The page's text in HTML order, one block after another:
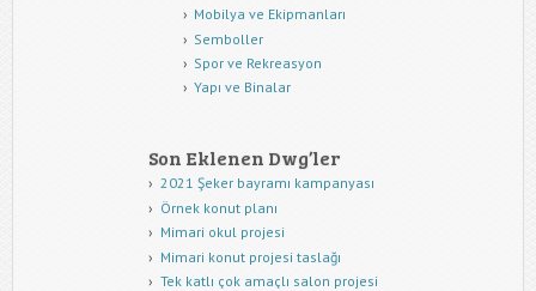
Mobilya ve Ekipmanları
Semboller
Spor ve Rekreasyon
Yapı ve Binalar
Son Eklenen Dwg’ler
2021 Şeker bayramı kampanyası
Örnek konut planı
Mimari okul projesi
Mimari konut projesi taslağı
Tek katlı çok amaçlı salon projesi